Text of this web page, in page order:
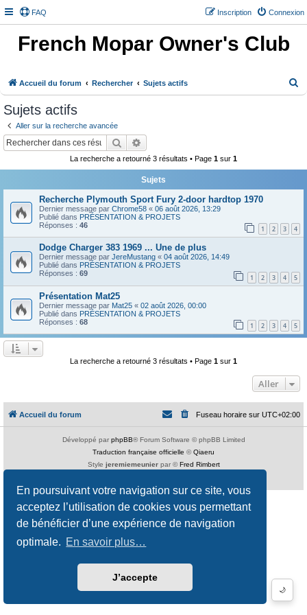
En poursuivant votre navigation sur ce site, vous
acceptez l’utilisation de cookies vous permettant
de bénéficier d’une expérience de navigation
optimale. En savoir plus…
J’accepte
FAQ Connexion
Inscription
French Mopar Owner's Club
Accueil du forum Rechercher Sujets actifs
🌙
Sujets actifs
Aller sur la recherche avancée
Rechercher
La recherche a retourné 3 résultats • Page 1 sur 1
Sujets
Recherche Plymouth Sport Fury 2-door hardtop 1970
Dernier message par Chrome58 « 06 août 2026, 13:29
Publié dans PRÉSENTATION & PROJETS
Réponses : 46 1 2 3 4
Dodge Charger 383 1969 ... Une de plus
Dernier message par JereMustang « 04 août 2026, 14:49
Publié dans PRÉSENTATION & PROJETS
Réponses : 69 1 2 3 4 5
Présentation Mat25
Dernier message par Mat25 « 02 août 2026, 00:00
Publié dans PRÉSENTATION & PROJETS
Réponses : 68 1 2 3 4 5
La recherche a retourné 3 résultats • Page 1 sur 1
Aller
Accueil du forum Fuseau horaire sur UTC+02:00
Développé par phpBB® Forum Software © phpBB Limited
Traduction française officielle ©Qiaeru
Style jeremiemeunierpar © Fred Rimbert